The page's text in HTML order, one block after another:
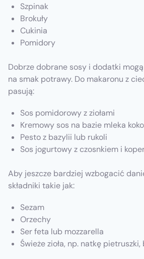
Szpinak
Brokuły
Cukinia
Pomidory
Dobrze dobrane sosy i dodatki
na smak potrawy. Do makaronu z
pasują:
Sos pomidorowy z ziołami
Kremowy sos na bazie mleka
Pesto z bazylii lub rukoli
Sos jogurtowy z czosnkiem i
Aby jeszcze bardziej wzbogacić
składniki takie jak:
Sezam
Orzechy
Ser feta lub mozzarella
Świeże zioła, np. natkę